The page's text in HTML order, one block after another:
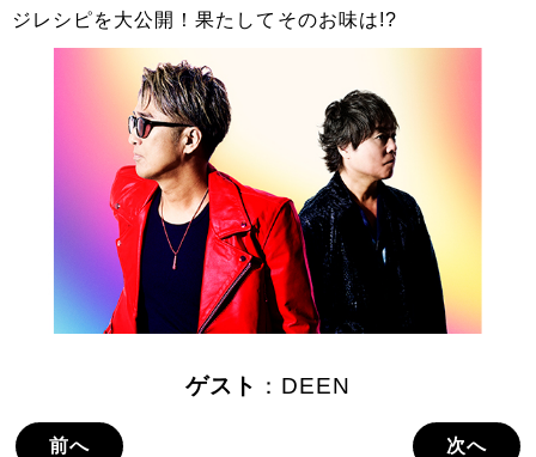
ジレシピを大公開！果たしてそのお味は!?
ゲスト ：DEEN
前へ 次へ